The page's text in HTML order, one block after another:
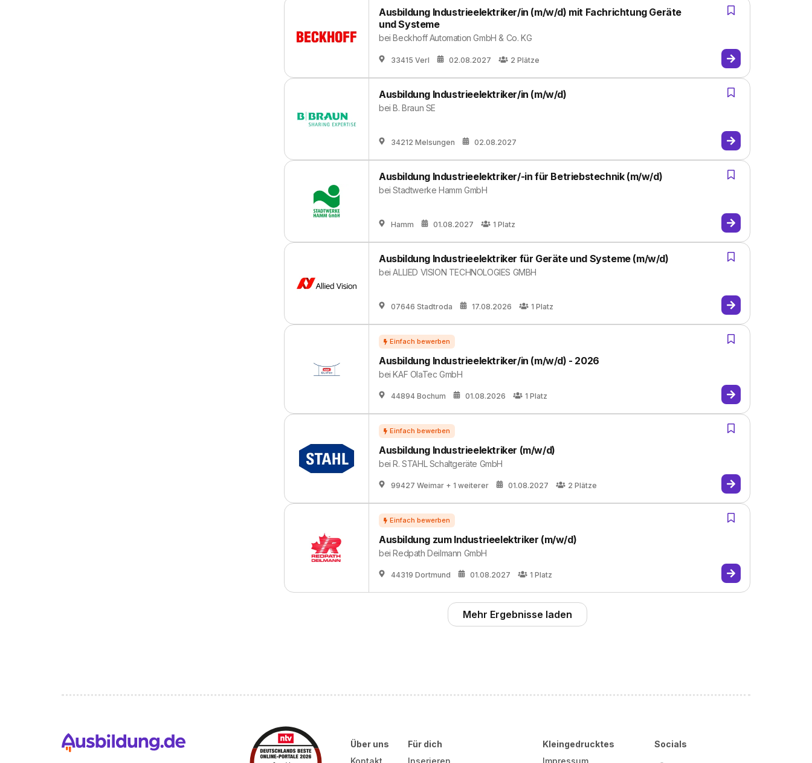
Ausbildung Industrieelektriker/in (m/w/d) mit Fachrichtung Geräte
und Systeme
beiBeckhoff Automation GmbH & Co. KG
33415 Verl 02.08.2027 2 Plätze
Ausbildung Industrieelektriker/in (m/w/d)
beiB. Braun SE
34212 Melsungen 02.08.2027
Ausbildung Industrieelektriker/-in für Betriebstechnik (m/w/d)
beiStadtwerke Hamm GmbH
Hamm 01.08.2027 1 Platz
Ausbildung Industrieelektriker für Geräte und Systeme (m/w/d)
beiALLIED VISION TECHNOLOGIES GMBH
07646 Stadtroda 17.08.2026 1 Platz
Ausbildung Industrieelektriker/in (m/w/d) - 2026
beiKAF OlaTec GmbH
44894 Bochum 01.08.2026 1 Platz
Ausbildung Industrieelektriker (m/w/d)
beiR. STAHL Schaltgeräte GmbH
99427 Weimar + 1 weiterer 01.08.2027 2 Plätze
Ausbildung zum Industrieelektriker (m/w/d)
beiRedpath Deilmann GmbH
44319 Dortmund 01.08.2027 1 Platz
Mehr Ergebnisse laden
Über uns
Für dich
Kleingedrucktes
Socials